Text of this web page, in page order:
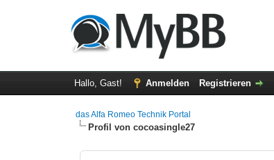
Hallo, Gast! Anmelden Registrieren
das Alfa Romeo Technik Portal
Profil von cocoasingle27